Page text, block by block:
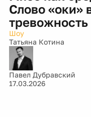
Слово «оки»
тревожность
Шоу
Татьяна Котина
Павел Дубравский
17.03.2026